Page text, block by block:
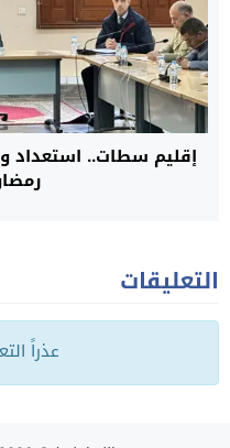
إقليم سطات.. استعداد
التعليقات
عذراً